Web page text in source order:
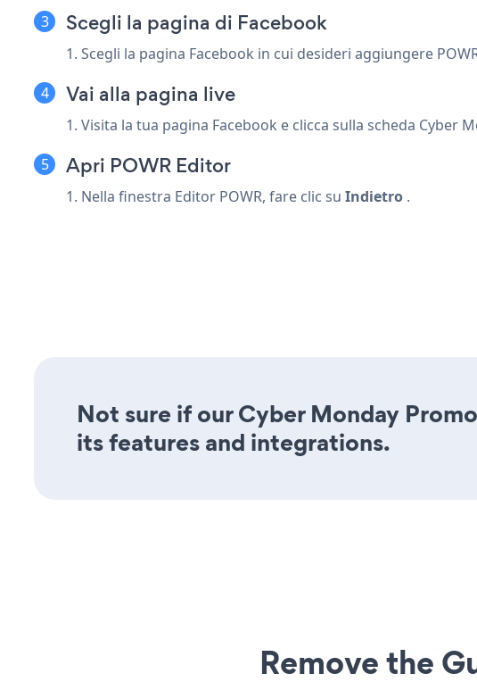
Scegli la pagina di Facebook
1. Scegli la pagina Facebook in cui desideri aggiungere
Vai alla pagina live
1. Visita la tua pagina Facebook e clicca sulla scheda Cyber
Apri POWR Editor
1. Nella finestra Editor POWR, fare clic su Indietro .
Not sure if our Cyber Monday
its features and integrations.
Remove the